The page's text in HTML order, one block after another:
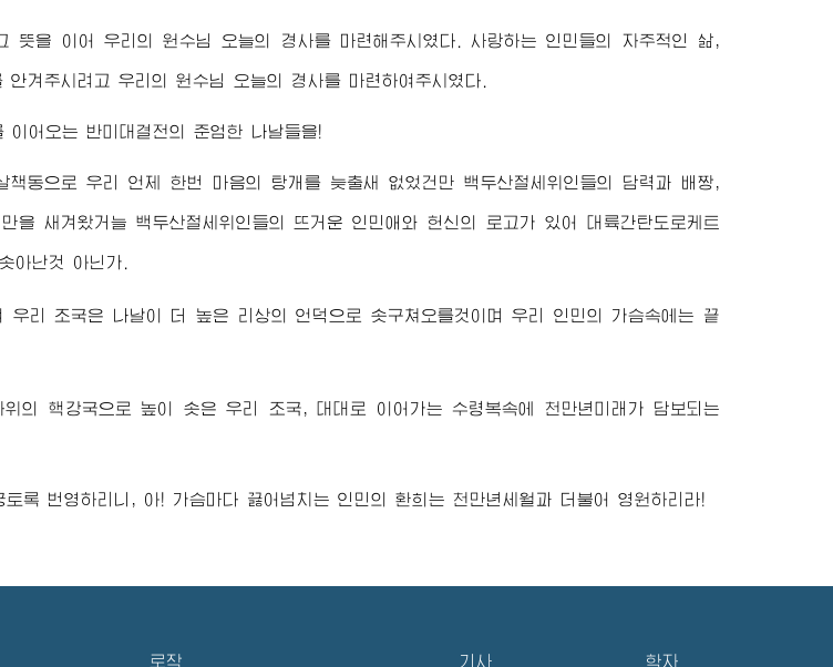
뜻을 이어 우리의원수님 오늘의 경사를 마련해주시였다. 사랑하는 인민들의 자주적인 삶,
안겨주시려고 우리의 원수님 오늘의 경사를 마련하여주시였다.
어오는 반미대결전의 준엄한 나날들을!
책동으로 우리 언제 한번 마음의 탕개를 늦출새 없었건만 백두산절세위인들의 담력과 배짱,
을 새겨왔거늘 백두산절세위인들의 뜨거운 인민애와 헌신의 로고가 있어 대륙간탄도로케트
아난것 아닌가.
우리 조국은 나날이 더 높은 리상의 언덕으로 솟구쳐오를것이며 우리 인민의 가슴속에는 끝
의 핵강국으로 높이 솟은 우리 조국, 대대로 이어가는 수령복속에 천만년미래가 담보되는
록 번영하리니, 아! 가슴마다 끓어넘치는 인민의 환희는 천만년세월과 더불어 영원하리라!
로작 기사 학자